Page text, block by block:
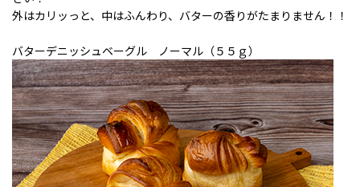
外はカリッっと、中はふんわり、バターの香りがたまりません！！
バターデニッシュベーグル ノーマル（５５ｇ）